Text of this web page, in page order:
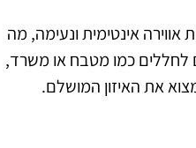
אינטימית ונעימה, מה
לחללים כמו מטבח או משרד,
את האיזון המושלם.